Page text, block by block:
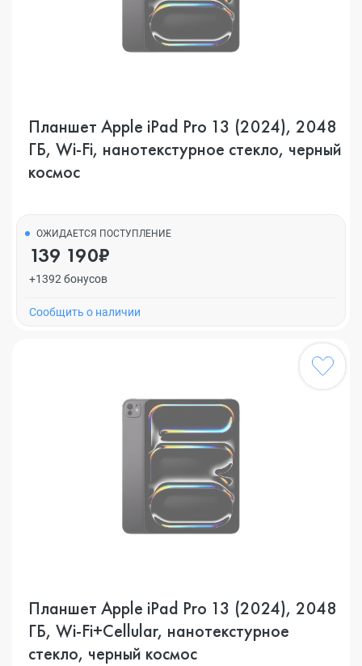
Планшет Apple iPad Pro 13 (2024), 2048
ГБ, Wi-Fi, нанотекстурное стекло, черный
космос
ОЖИДАЕТСЯ ПОСТУПЛЕНИЕ
139 190₽
+1392 бонусов
Cообщить о наличии
Планшет Apple iPad Pro 13 (2024), 2048
ГБ, Wi-Fi+Cellular, нанотекстурное
стекло, черный космос